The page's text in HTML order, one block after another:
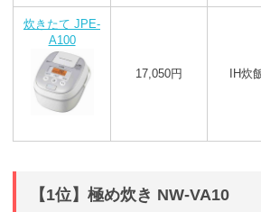
炊きたて JPE-
A100
17,050円 IH炊
【1位】極め炊き NW-VA10